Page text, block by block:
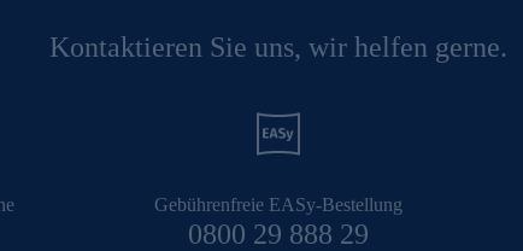
Kontaktieren Sie uns, wir helfen gerne.
Gebührenfreie EASy-Bestellung
0800 29 888 29